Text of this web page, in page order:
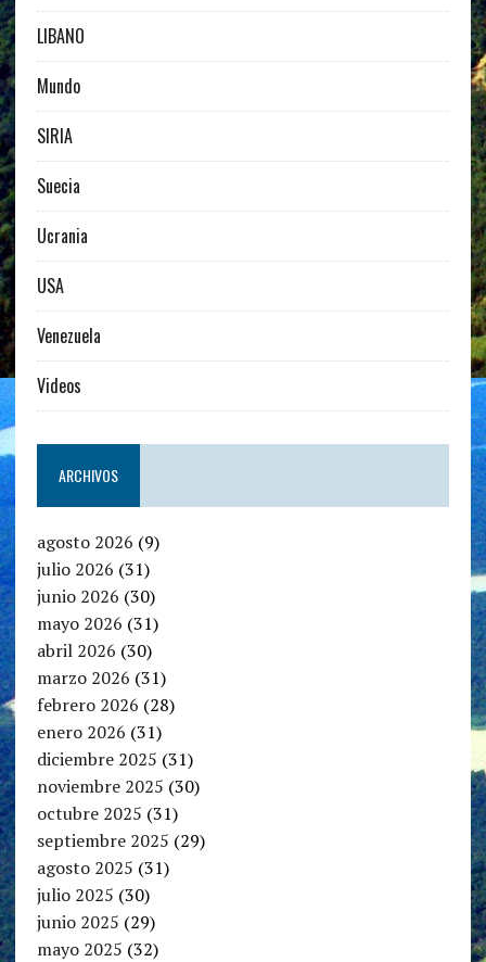
LIBANO
Mundo
SIRIA
Suecia
Ucrania
USA
Venezuela
Videos
ARCHIVOS
agosto 2026 (9)
julio 2026 (31)
junio 2026 (30)
mayo 2026 (31)
abril 2026 (30)
marzo 2026 (31)
febrero 2026 (28)
enero 2026 (31)
diciembre 2025 (31)
noviembre 2025 (30)
octubre 2025 (31)
septiembre 2025 (29)
agosto 2025 (31)
julio 2025 (30)
junio 2025 (29)
mayo 2025 (32)